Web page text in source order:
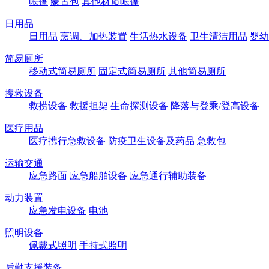
日用品
日用品 烹调、加热装置 生活热水设备 卫生清洁用品 婴
简易厕所
移动式简易厕所 固定式简易厕所 其他简易厕所
搜救设备
救捞设备 救援担架 生命探测设备 降落与登乘/登高设备
医疗用品
医疗携行急救设备 防疫卫生设备及药品 急救包
运输交通
应急路面 应急船舶设备 应急通行辅助装备
动力装置
应急发电设备 电池
照明设备
佩戴式照明 手持式照明